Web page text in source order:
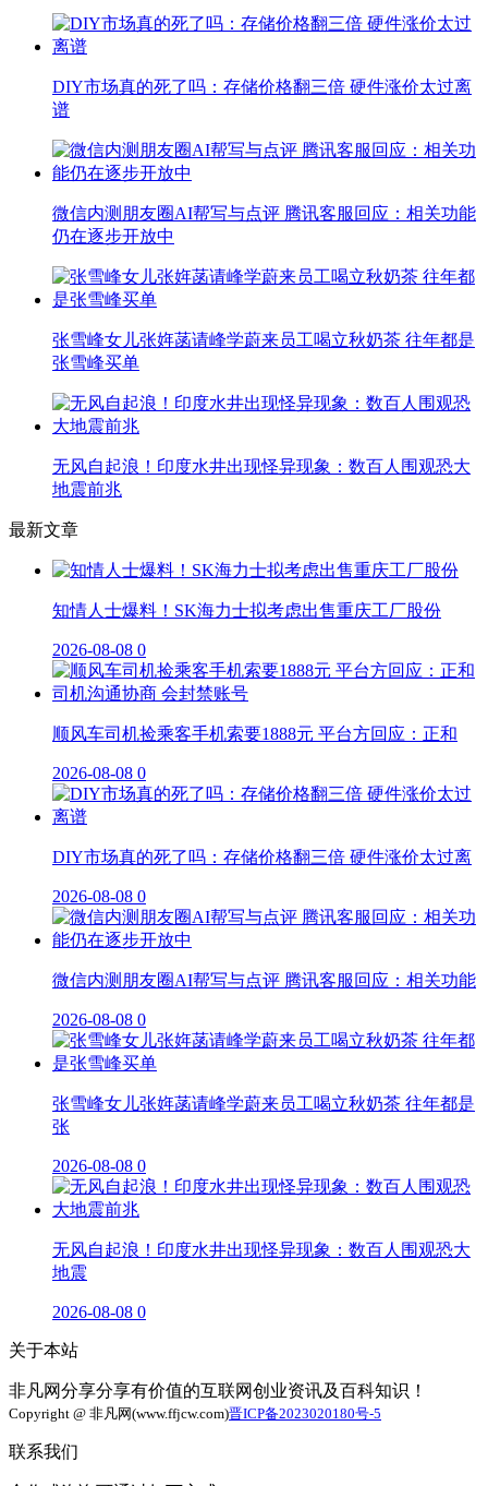
DIY市场真的死了吗：存储价格翻三倍 硬件涨价太过离
谱
微信内测朋友圈AI帮写与点评 腾讯客服回应：相关功能
仍在逐步开放中
张雪峰女儿张姩菡请峰学蔚来员工喝立秋奶茶 往年都是
张雪峰买单
无风自起浪！印度水井出现怪异现象：数百人围观恐大
地震前兆
最新文章
知情人士爆料！SK海力士拟考虑出售重庆工厂股份
2026-08-08 0
顺风车司机捡乘客手机索要1888元 平台方回应：正和
2026-08-08 0
DIY市场真的死了吗：存储价格翻三倍 硬件涨价太过离
2026-08-08 0
微信内测朋友圈AI帮写与点评 腾讯客服回应：相关功能
2026-08-08 0
张雪峰女儿张姩菡请峰学蔚来员工喝立秋奶茶 往年都是
张
2026-08-08 0
无风自起浪！印度水井出现怪异现象：数百人围观恐大
地震
2026-08-08 0
关于本站
非凡网分享分享有价值的互联网创业资讯及百科知识！
Copyright @ 非凡网(www.ffjcw.com)晋ICP备2023020180号-5
联系我们